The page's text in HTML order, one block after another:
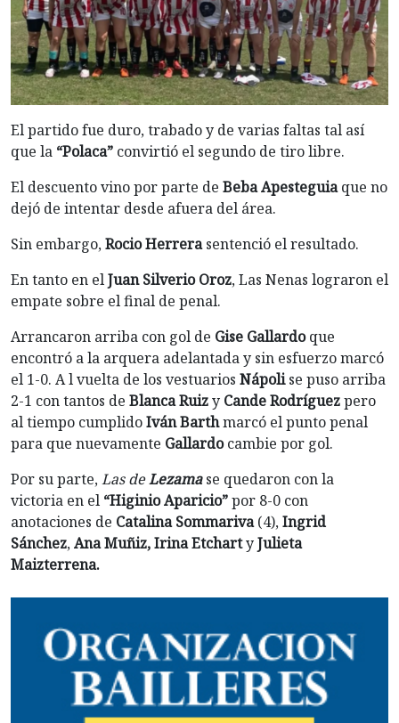
El partido fue duro, trabado y de varias faltas tal así
que la “Polaca” convirtió el segundo de tiro libre.
El descuento vino por parte de Beba Apesteguiaque no
dejó de intentar desde afuera del área.
Sin embargo,Rocio Herrerasentenció el resultado.
En tanto en elJuan Silverio Oroz, Las Nenas lograron el
empate sobre el final de penal.
Arrancaron arriba con gol de Gise Gallardoque
encontró a la arquera adelantada y sin esfuerzo marcó
el 1-0. A l vuelta de los vestuarios Nápolise puso arriba
2-1 con tantos de Blanca Ruizy Cande Rodríguezpero
al tiempo cumplidoIván Barthmarcó el punto penal
para que nuevamente Gallardocambie por gol.
Por su parte,Las deLezama se quedaron con la
victoria en el “Higinio Aparicio”por 8-0 con
anotaciones de Catalina Sommariva(4),Ingrid
Sánchez,Ana Muñiz, Irina EtchartyJulieta
Maizterrena.